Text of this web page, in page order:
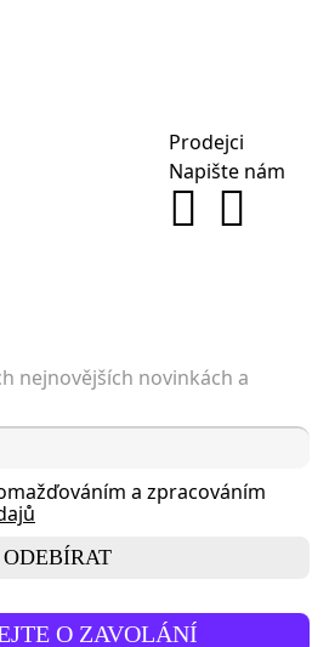
Prodejci
Napište nám
nejnovějších novinkách a
a zpracováním
ODEBÍRAT
O ZAVOLÁNÍ